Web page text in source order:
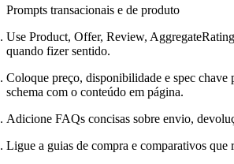
Prompts transacionais e de produto
Use Product, Offer, Review,
quando fizer sentido.
Coloque preço, disponibilidade e spec
schema com o conteúdo em página.
Adicione FAQs concisas sobre envio,
Ligue a guias de compra e comparativos que